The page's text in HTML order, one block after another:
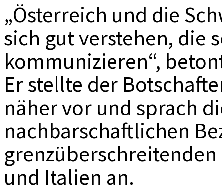
„Österreich und die
sich gut verstehen, die
kommunizieren“,
Er stellte der
näher vor und sprach
nachbarschaftlichen
und Italien an.